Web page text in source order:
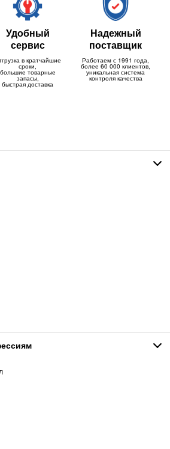
Удобный
сервис
в кратчайшие
сроки,
большие товарные
запасы,
быстрая доставка
Надежный
поставщик
Работаем с 1991 года,
более 60 000 клиентов,
уникальная система
контроля качества